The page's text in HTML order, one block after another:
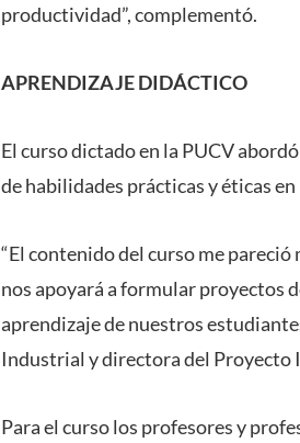
productividad”, complementó.
APRENDIZAJE DIDÁCTICO
El curso dictado en la PUCV
de habilidades prácticas y éticas
“El contenido del curso me
nos apoyará a formular proyectos
aprendizaje de nuestros
Industrial y directora del Proyecto
Para el curso los profesores y